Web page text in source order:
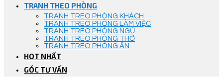
TRANH THEO PHÒNG
TRANH TREO PHÒNG KHÁCH
TRANH TREO PHÒNG LÀM VIỆC
TRANH TREO PHÒNG NGỦ
TRANH TREO PHÒNG THỜ
TRANH TREO PHÒNG ĂN
HOT NHẤT
GÓC TƯ VẤN